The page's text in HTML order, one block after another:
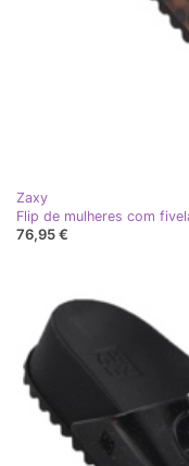
Zaxy
76,95 €